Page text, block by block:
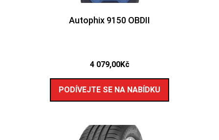
Autophix 9150 OBDII
4 079,00Kč
PODÍVEJTE SE NA NABÍDKU